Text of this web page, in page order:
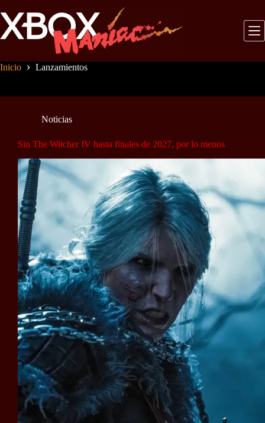
al
contenido
Inicio Lanzamientos
Noticias
Sin The Witcher IV hasta finales de 2027, por lo menos